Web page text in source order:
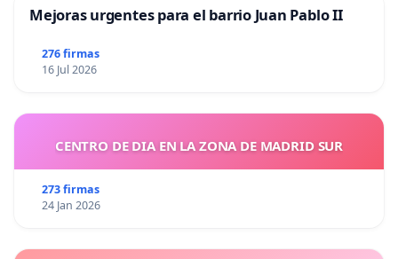
Mejoras urgentes para el barrio Juan Pablo II
276 firmas
16 Jul 2026
CENTRO DE DIA EN LA ZONA DE MADRID SUR
273 firmas
24 Jan 2026